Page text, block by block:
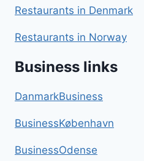
Restaurants in Denmark
Restaurants in Norway
Business links
DanmarkBusiness
BusinessKøbenhavn
BusinessOdense